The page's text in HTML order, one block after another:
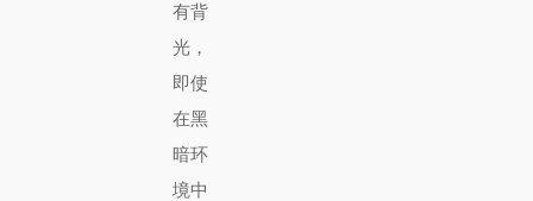
有背
光，
即使
在黑
暗环
境中